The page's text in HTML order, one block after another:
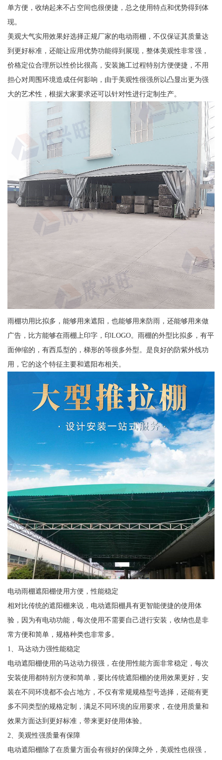
单方便，收纳起来不占空间也很便捷，总之使用特点和优势得到体
现。
美观大气实用效果好选择正规厂家的电动雨棚，不仅保证其质量达
到更好标准，还能让应用优势功能得到展现，整体美观性非常强，
价格定位合理所以性价比很高，安装施工过程特别方便便捷，不用
担心对周围环境造成任何影响，由于美观性很强所以凸显出更为强
大的艺术性，根据大家要求还可以针对性进行定制生产。
雨棚功用比拟多，能够用来遮阳，也能够用来防雨，还能够用来做
广告，比方能够在雨棚上印字，印LOGO。雨棚的外型比拟多，有平
面伸缩的，有西瓜型的，梯形的等很多外型。是良好的防紫外线功
用，它的这个特征主要和遮阳布相关。
电动雨棚遮阳棚使用方便，性能稳定
相对比传统的遮阳棚来说，电动遮阳棚具有更智能便捷的使用体
验，因为有电动功能，每次使用不需要自己进行安装，收纳也是非
常方便和简单，规格种类也非常多。
1、马达动力强性能稳定
电动遮阳棚使用的马达动力很强，在使用性能方面非常稳定，每次
安装使用都特别方便和简单，要比传统遮阳棚的使用效果更好，安
装在不同环境都不会占地方，不仅有常规规格型号选择，还能有更
多不同类型的规格定制，满足不同环境的应用要求，在使用质量和
效果方面达到更好标准，带来更好使用体验。
2、美观性强质量有保障
电动遮阳棚除了在质量方面会有很好的保障之外，美观性也很强，